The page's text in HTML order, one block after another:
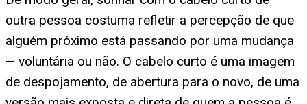
outra pessoa costuma refletir a percepção de que
alguém próximo está passando por uma mudança
— voluntária ou não. O cabelo curto é uma imagem
de despojamento, de abertura para o novo, de uma